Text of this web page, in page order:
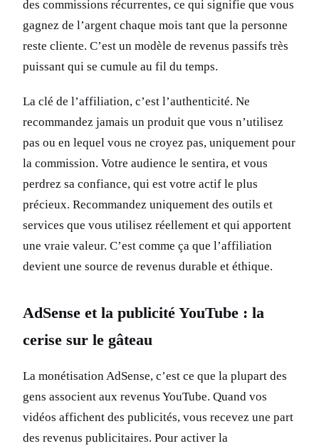
des commissions récurrentes, ce qui signifie que vous
gagnez de l’argent chaque mois tant que la personne
reste cliente. C’est un modèle de revenus passifs très
puissant qui se cumule au fil du temps.
La clé de l’affiliation, c’est l’authenticité. Ne
recommandez jamais un produit que vous n’utilisez
pas ou en lequel vous ne croyez pas, uniquement pour
la commission. Votre audience le sentira, et vous
perdrez sa confiance, qui est votre actif le plus
précieux. Recommandez uniquement des outils et
services que vous utilisez réellement et qui apportent
une vraie valeur. C’est comme ça que l’affiliation
devient une source de revenus durable et éthique.
AdSense et la publicité YouTube : la
cerise sur le gâteau
La monétisation AdSense, c’est ce que la plupart des
gens associent aux revenus YouTube. Quand vos
vidéos affichent des publicités, vous recevez une part
des revenus publicitaires. Pour activer la